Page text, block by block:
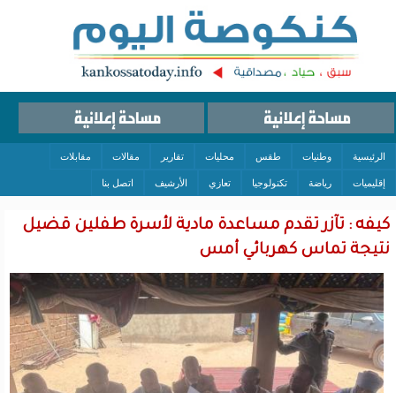
الرئيسية وطنيات طقس محليات تقارير مقالات مقابلات
إقليميات رياضة تكنولوجيا تعازي الأرشيف اتصل بنا
كيفه : تآزر تقدم مساعدة مادية لأسرة طفلين قضيل
نتيجة تماس كهربائي أمس